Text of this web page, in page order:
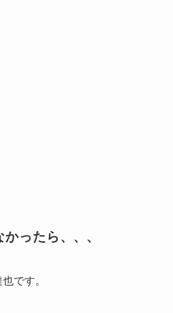
ったら、、、
です。